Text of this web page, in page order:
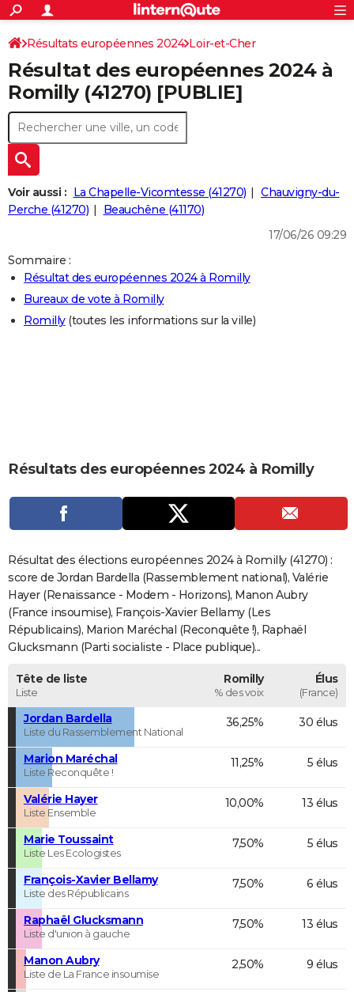
ACTUALITÉS
Politique
Société
Faits Divers
Education
Monde
Villes
+
SPORT
Coupe du monde 2026
Football
Tennis
Cyclisme
Rugby
Forum
CULTURE
Programme TV
TNT
Streaming
Cinéma
Sorties cinéma
Musique
+
FINANCE
Retraite
Impôts
Epargne
Immobilier
Risques naturels par ville
Banque
Assurance
Crédit
AUTO
Essais
Réserver un essai
Citadines
Berlines
SUV
Forum auto
+
HIGH-TECH
Mobiles
Meilleur smartphone
Internet
Ordinateurs
Jeux vidéo
Guide high-tech
+
BRICOLAGE
Guides de France
Escapades
Patrimoine
Expositions
Musées
Week-end nature
LIFESTYLE
Art de vivre
Bien-être
Loisirs
Mode
Modes de vie
CARTE DE VOEUX
Carte de Noël
Carte Bonne année
Carte Saint-Valentin
Carte Pâques
Carte d'anniversaire
DICTIONNAIRE
Dictionnaire
Biographies
Citations
Expressions
Proverbes
PROGRAMME TV
COPAINS D'AVANT
S'inscrire
Se connecter
Lycées
Collèges
Primaires
Universités
Entreprises
Service militaire
Avis de recherche
AVIS DE DÉCÈS
FORUM
S'inscrire
Connexion
Résultats européennes 2024 Loir-et-Cher
Résultat des européennes 2024 à
Romilly (41270) [PUBLIE]
Voir aussi : La Chapelle-Vicomtesse (41270)
Chauvigny-du-
Perche (41270)
Beauchêne (41170)
17/06/26 09:29
Sommaire :
Résultat des européennes 2024 à Romilly
Bureaux de vote à Romilly
Romilly(toutes les informations sur la ville)
Résultats des européennes 2024 à Romilly
Résultat des élections européennes 2024 à Romilly (41270) :
score de Jordan Bardella (Rassemblement national), Valérie
Hayer (Renaissance - Modem - Horizons), Manon Aubry
(France insoumise), François-Xavier Bellamy (Les
Républicains), Marion Maréchal (Reconquête !), Raphaël
Glucksmann (Parti socialiste - Place publique)...
Tête de liste
Liste
Romilly
% des voix
Élus
(France)
Jordan Bardella
Liste du Rassemblement National
36,25% 30 élus
Marion Maréchal
Liste Reconquête !
11,25% 5 élus
Valérie Hayer
Liste Ensemble
10,00% 13 élus
Marie Toussaint
Liste Les Ecologistes
7,50% 5 élus
François-Xavier Bellamy
Liste des Républicains
7,50% 6 élus
Raphaël Glucksmann
Liste d'union à gauche
7,50% 13 élus
Manon Aubry
Liste de La France insoumise
2,50% 9 élus